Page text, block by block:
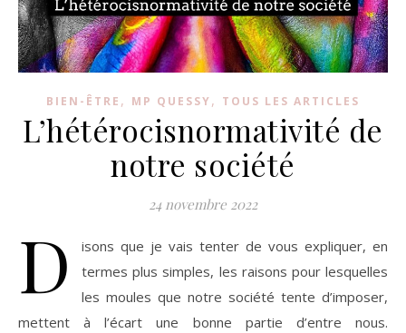
BIEN-ÊTRE , MP QUESSY, TOUS LES ARTICLES
L’hétérocisnormativité de
notre société
24 novembre 2022
D
isons que je vais tenter de vous expliquer, en
termes plus simples, les raisons pour lesquelles
les moules que notre société tente d’imposer,
mettent à l’écart une bonne partie d’entre nous.